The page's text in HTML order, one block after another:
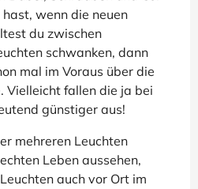
wenn die neuen
du zwischen
schwanken, dann
mal im Voraus über die
Vielleicht fallen die ja bei
günstiger aus!
mehreren Leuchten
Leben aussehen,
auch vor Ort im